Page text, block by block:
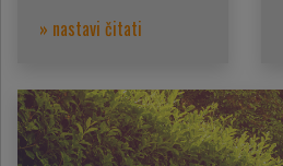
» nastavi čitati